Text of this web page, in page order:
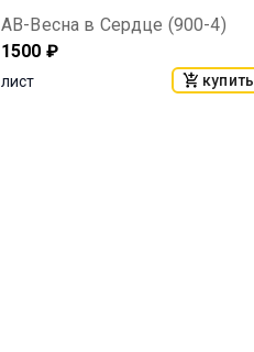
АВ-Весна в Сердце (900-4)
1500 ₽
лист купить